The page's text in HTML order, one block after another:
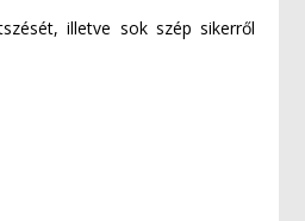
illetve sok szép sikerről